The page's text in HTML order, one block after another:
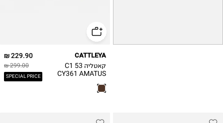
229.90 ₪
299.00 ₪
SPECIAL PRICE
CATTLEYA
קאטליה C1 53
CY361 AMATUS